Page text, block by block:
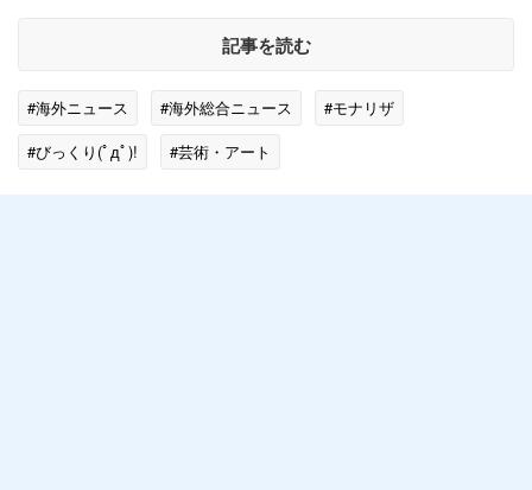
記事を読む
#海外ニュース #海外総合ニュース
#モナリザ
#びっくり(ﾟдﾟ)!
#芸術・アート